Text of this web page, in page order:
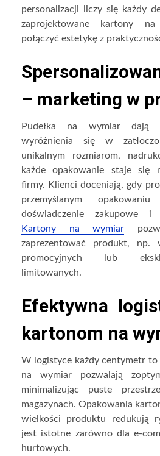
personalizacji liczy się każdy
zaprojektowane kartony
połączyć estetykę z
– marketing w
Pudełka na wymiar dają
wyróżnienia się w
unikalnym rozmiarom,
każde opakowanie staje się
firmy. Klienci doceniają, gdy
przemyślanym
doświadczenie zakupowe i
Kartony na wymiar
zaprezentować produkt, np.
promocyjnych lub
limitowanych.
Efektywna
kartonom na
W logistyce każdy centymetr
na wymiar pozwalają
minimalizując puste
magazynach. Opakowania
wielkości produktu redukują
jest istotne zarówno dla e-
hurtowych.